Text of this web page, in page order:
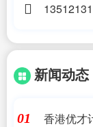
新闻动态
01
香港优才